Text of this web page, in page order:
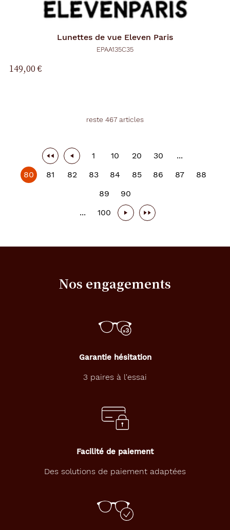
Lunettes de vue Eleven Paris
EPAA135C35
149,00 €
reste 467 articles
1 10 20 30
...
80
81 82 83 84 85 86 87
88
89
90
...
100
Nos engagements
Garantie hésitation
3 paires à l'essai
Facilité de paiement
Des solutions de paiement adaptées